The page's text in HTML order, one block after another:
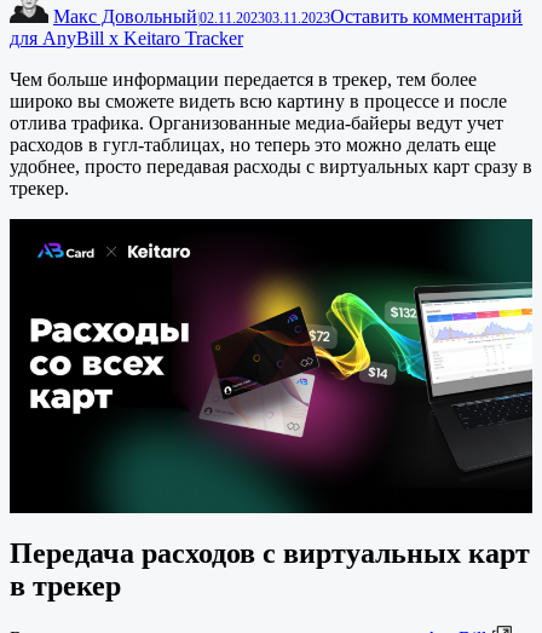
Макс Довольный|02.11.202303.11.2023Оставить комментарий
для AnyBill x Keitaro Tracker
Чем больше информации передается в трекер, тем более
широко вы сможете видеть всю картину в процессе и после
отлива трафика. Организованные медиа-байеры ведут учет
расходов в гугл-таблицах, но теперь это можно делать еще
удобнее, просто передавая расходы с виртуальных карт сразу в
трекер.
Передача расходов с виртуальных карт
в трекер